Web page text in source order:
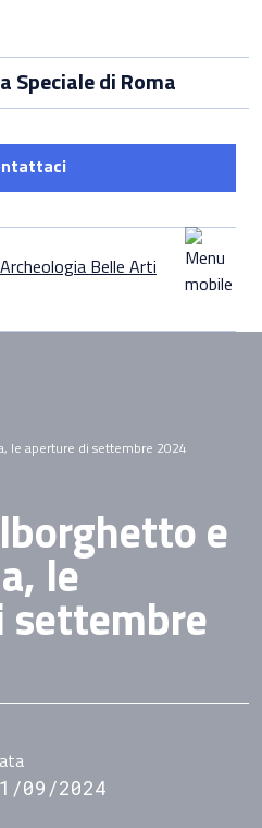
Speciale di Roma
le aperture di settembre 2024
e
le
settembre
09/2024